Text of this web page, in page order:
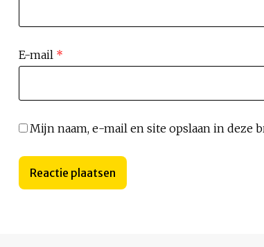
E-mail *
Mijn naam, e-mail en site opslaan in deze